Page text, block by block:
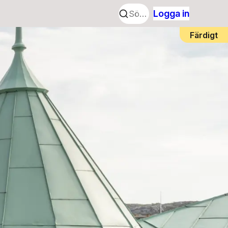
Logga in
Färdigt